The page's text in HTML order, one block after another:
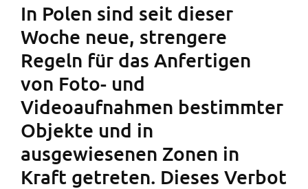
In Polen sind seit dieser
Woche neue, strengere
Regeln für das Anfertigen
von Foto- und
Videoaufnahmen bestimmter
Objekte und in
ausgewiesenen Zonen in
Kraft getreten. Dieses Verbot